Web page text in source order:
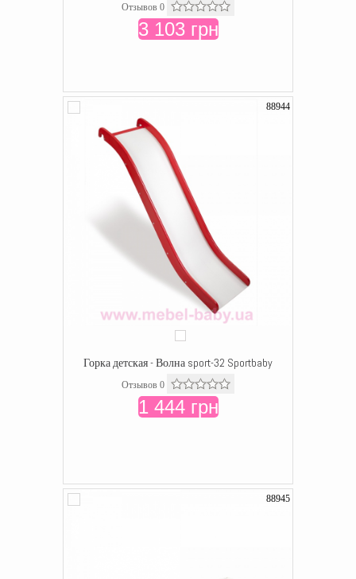
Отзывов 0
3 103 грн
88944
Горка детская - Волна sport-32 Sportbaby
Отзывов 0
1 444 грн
88945